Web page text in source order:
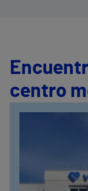
centro